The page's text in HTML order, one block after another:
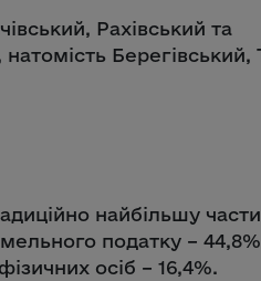
Рахівський та
Берегівський,
найбільшу
податку –
осіб – 16,4%.